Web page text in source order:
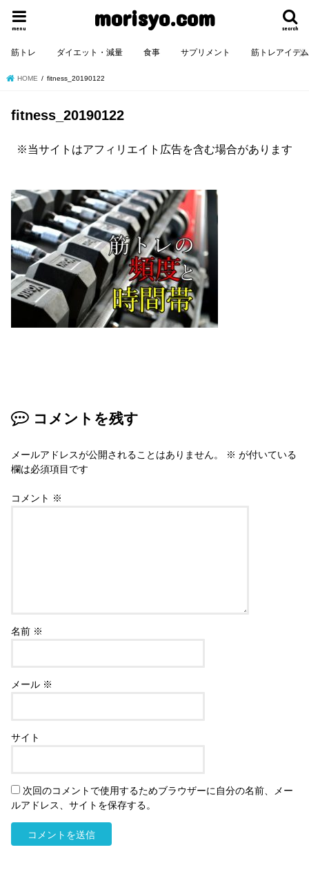
morisyo.com search
menu
筋トレ ダイエット・減量 食事 サプリメント 筋トレアイテム
HOME fitness_20190122
fitness_20190122
※当サイトはアフィリエイト広告を含む場合があります
コメントを残す
メールアドレスが公開されることはありません。 ※ が付いている
欄は必須項目です
コメント ※
名前 ※
メール ※
サイト
次回のコメントで使用するためブラウザーに自分の名前、メー
ルアドレス、サイトを保存する。